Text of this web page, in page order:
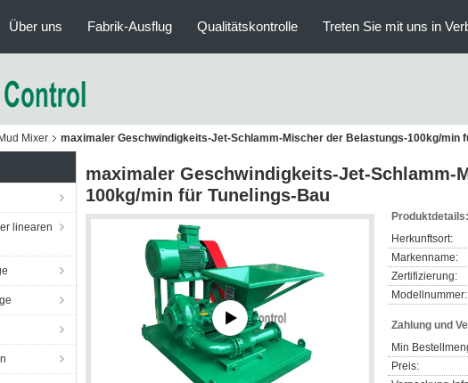
Über uns Fabrik-Ausflug Qualitätskontrolle Treten Sie mit uns in
Mixer maximaler Geschwindigkeits-Jet-Schlamm-Mischer der Belastungs-100kg/min
linearen
maximaler Geschwindigkeits-Jet-Schlamm-
100kg/min für Tunelings-Bau
Produktdetails:
Herkunftsort:
Markenname:
Zertifizierung:
Modellnummer:
Zahlung und
Min
Preis: